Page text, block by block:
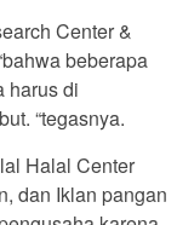
Center &
beberapa
harus di
“tegasnya.
Halal Center
dan Iklan pangan